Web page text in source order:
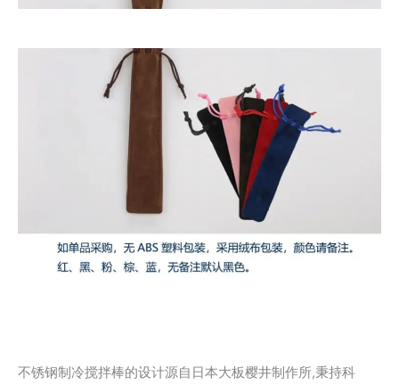
不锈钢制冷搅拌棒的设计源自日本大板樱井制作所,秉持科